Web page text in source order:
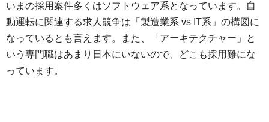
いまの採用案件多くはソフトウェア系となっています。自
動運転に関連する求人競争は「製造業系 vs IT系」の構図に
なっているとも言えます。また、「アーキテクチャー」と
いう専門職はあまり日本にいないので、どこも採用難にな
っています。